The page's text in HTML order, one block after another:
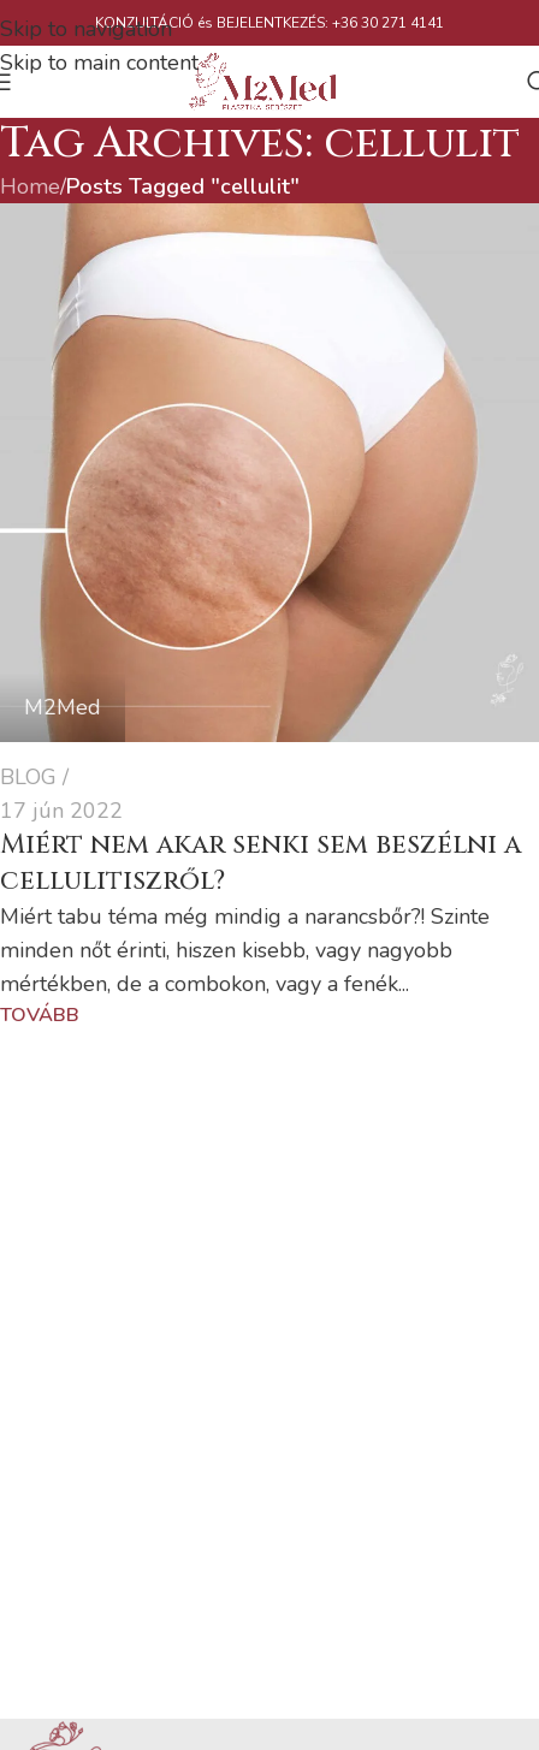
Skip to navigation
Skip to main content
KONZULTÁCIÓ és BEJELENTKEZÉS: +36 30 271 4141
Tag Archives: cellulit
Home/Posts Tagged "cellulit"
M2Med
BLOG
17 jún 2022
Miért nem akar senki sem beszélni a
cellulitiszről?
Miért tabu téma még mindig a narancsbőr?! Szinte
minden nőt érinti, hiszen kisebb, vagy nagyobb
mértékben, de a combokon, vagy a fenék...
TOVÁBB